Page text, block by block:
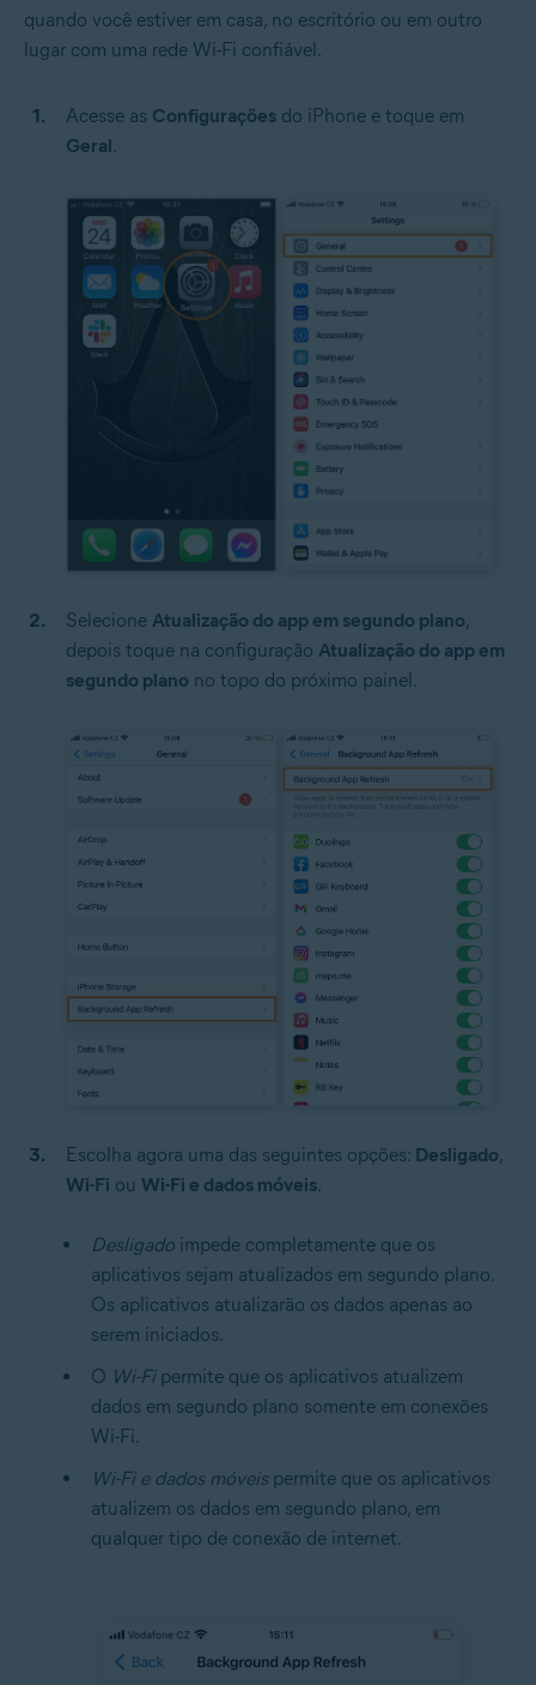
quando você estiver em casa, no escritório ou em outro
lugar com uma rede Wi-Fi confiável.
Acesse as Configurações do iPhone e toque em
Geral.
Selecione Atualização do app em segundo plano,
depois toque na configuração Atualização do app em
segundo plano no topo do próximo painel.
Escolha agora uma das seguintes opções: Desligado,
Wi-Fi ou Wi-Fi e dados móveis.
Desligado impede completamente que os
aplicativos sejam atualizados em segundo plano.
Os aplicativos atualizarão os dados apenas ao
serem iniciados.
O Wi-Fipermite que os aplicativos atualizem
dados em segundo plano somente em conexões
Wi-Fi.
Wi-Fi e dados móveispermite que os aplicativos
atualizem os dados em segundo plano, em
qualquer tipo de conexão de internet.